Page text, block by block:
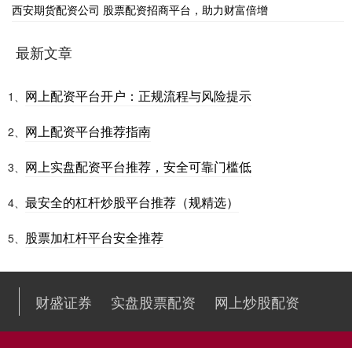
西安期货配资公司 股票配资招商平台，助力财富倍增
最新文章
1、 网上配资平台开户：正规流程与风险提示
2、 网上配资平台推荐指南
3、 网上实盘配资平台推荐，安全可靠门槛低
4、 最安全的杠杆炒股平台推荐（规精选）
5、 股票加杠杆平台安全推荐
财盛证券 实盘股票配资 网上炒股配资